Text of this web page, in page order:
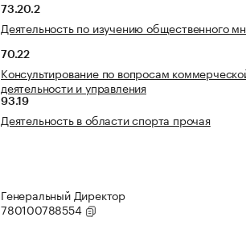
73.20.2
Деятельность по изучению общественного
70.22
Консультирование по вопросам
деятельности и управления
93.19
Деятельность в области спорта прочая
Генеральный Директор
780100788554